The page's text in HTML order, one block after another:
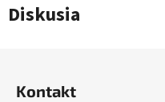
Diskusia
Kontakt